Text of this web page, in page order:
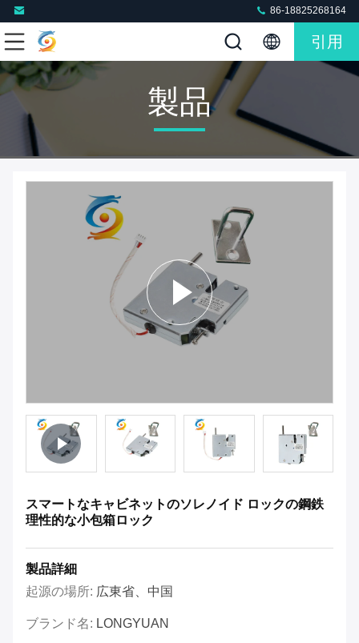
86-18825268164
引用
製品
スマートなキャビネットのソレノイド ロックの鋼鉄
理性的な小包箱ロック
製品詳細
起源の場所: 広東省、中国
ブランド名: LONGYUAN